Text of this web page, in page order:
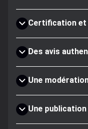
Certification et
Des avis
Une
Une